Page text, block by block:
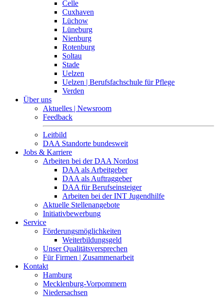
Celle
Cuxhaven
Lüchow
Lüneburg
Nienburg
Rotenburg
Soltau
Stade
Uelzen
Uelzen | Berufsfachschule für Pflege
Verden
Über uns
Aktuelles | Newsroom
Feedback
Leitbild
DAA Standorte bundesweit
Jobs & Karriere
Arbeiten bei der DAA Nordost
DAA als Arbeitgeber
DAA als Auftraggeber
DAA für Berufseinsteiger
Arbeiten bei der INT Jugendhilfe
Aktuelle Stellenangebote
Initiativbewerbung
Service
Förderungsmöglichkeiten
Weiterbildungsgeld
Unser Qualitätsversprechen
Für Firmen | Zusammenarbeit
Kontakt
Hamburg
Mecklenburg-Vorpommern
Niedersachsen